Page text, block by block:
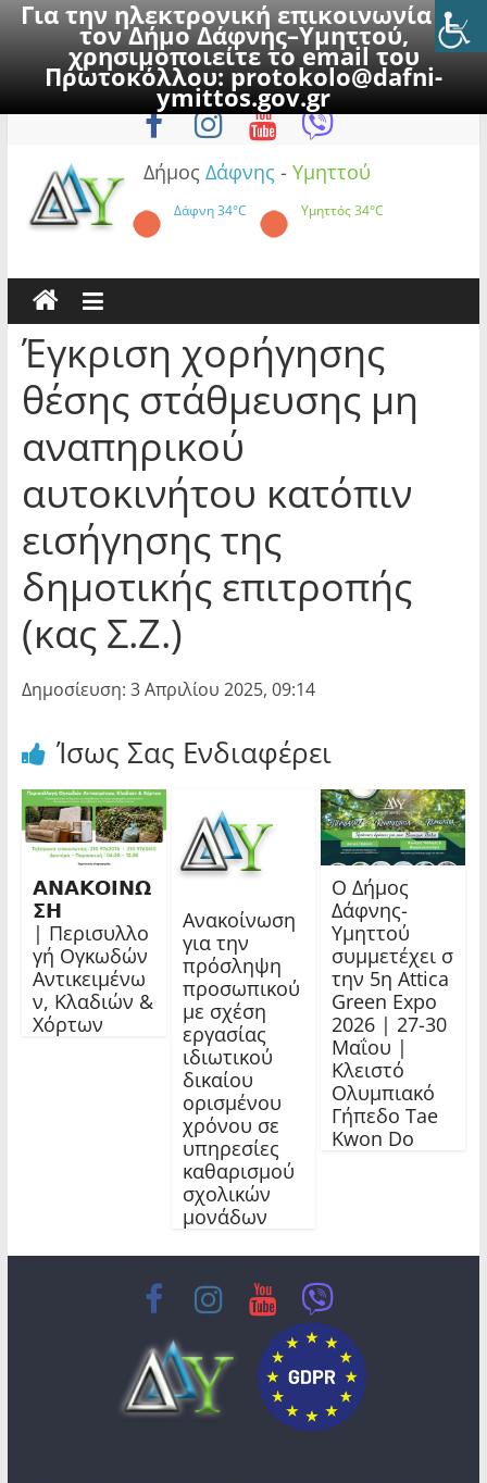
Για την ηλεκτρονική επικοινωνία με
τον Δήμο Δάφνης–Υμηττού,
χρησιμοποιείτε το email του
Πρωτοκόλλου:protokolo@dafni-
ymittos.gov.gr
to
Παρασκευή, 7 Αυγούστου 2026
Δήμος Δάφνης - Υμηττού
Δάφνη34°C Υμηττός34°C
Έγκριση χορήγησης
θέσης στάθμευσης μη
αναπηρικού
αυτοκινήτου κατόπιν
εισήγησης της
δημοτικής επιτροπής
(κας Σ.Ζ.)
Δημοσίευση: 3 Απριλίου 2025, 09:14
Ίσως Σας Ενδιαφέρει
𝝖𝝢𝝖𝝟𝝤𝝞𝝢𝝮
𝝨𝝜
| Περισυλλο
γή Ογκωδών
Αντικειμένω
ν, Κλαδιών &
Χόρτων
Ανακοίνωση
για την
πρόσληψη
προσωπικού
με σχέση
εργασίας
ιδιωτικού
δικαίου
ορισμένου
χρόνου σε
υπηρεσίες
καθαρισμού
σχολικών
μονάδων
Ο Δήμος
Δάφνης-
Υμηττού
συμμετέχει σ
την 5η Attica
Green Expo
2026 | 27-30
Μαΐου |
Κλειστό
Ολυμπιακό
Γήπεδο Tae
Kwon Do